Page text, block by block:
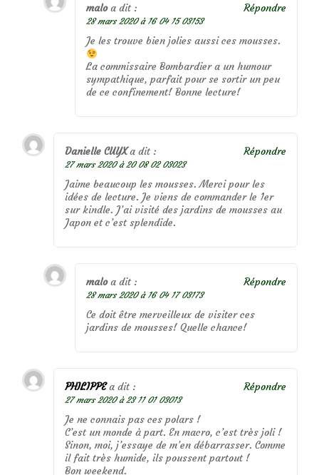
malo a dit :
28 mars 2020 à 16 04 15 03153
Je les trouve bien jolies aussi ces mousses.
La commissaire Bombardier a un humour
sympathique, parfait pour se sortir un peu
de ce confinement! Bonne lecture!
Répondre
Danielle CUYX a dit :
27 mars 2020 à 20 08 02 03023
Jaime beaucoup les mousses. Merci pour les
idées de lecture. Je viens de commander le 1er
sur kindle. J’ai visité des jardins de mousses au
Japon et c’est splendide.
Répondre
malo a dit :
28 mars 2020 à 16 04 17 03173
Ce doit être merveilleux de visiter ces
jardins de mousses! Quelle chance!
Répondre
PHILIPPE a dit :
27 mars 2020 à 23 11 01 03013
Je ne connais pas ces polars !
C’est un monde à part. En macro, c’est très joli !
Sinon, moi, j’essaye de m’en débarrasser. Comme
il fait très humide, ils poussent partout !
Bon weekend.
Répondre